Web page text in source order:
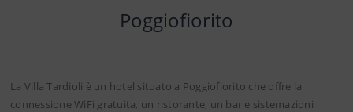
Poggiofiorito
La Villa Tardioli è un hotel situato a Poggiofiorito che offre la
connessione WiFi gratuita, un ristorante, un bar e sistemazioni